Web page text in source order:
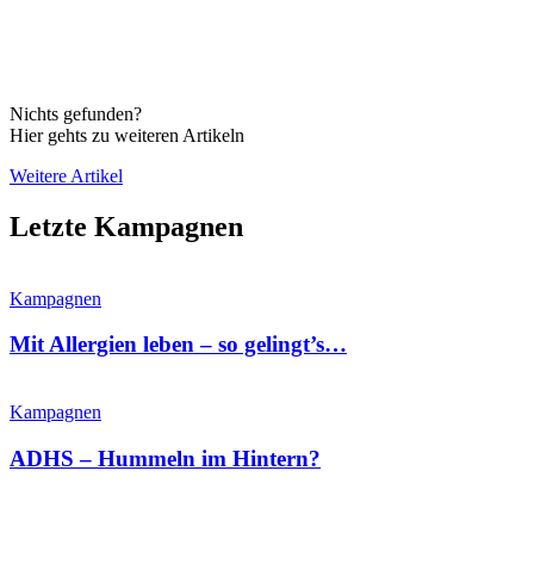
Nichts gefunden?
Hier gehts zu weiteren Artikeln
Weitere Artikel
Letzte Kampagnen
Kampagnen
Mit Allergien leben – so gelingt’s…
Kampagnen
ADHS – Hummeln im Hintern?